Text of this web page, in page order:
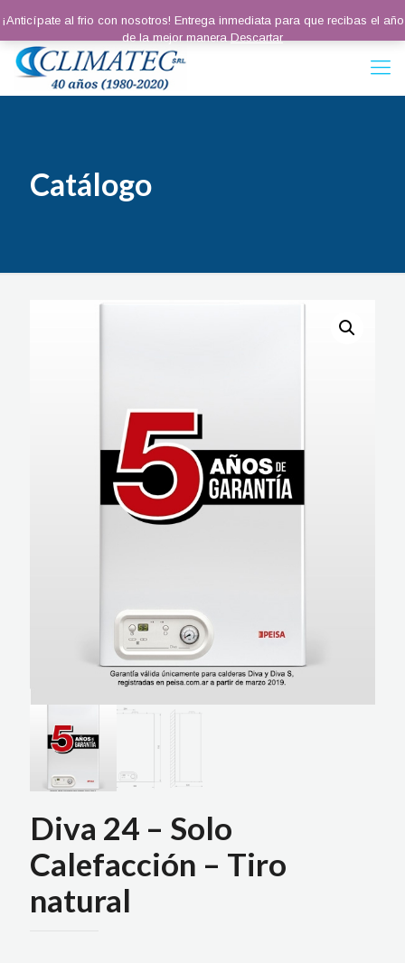
Catálogo
Diva 24 – Solo
Calefacción – Tiro
natural
¡Anticípate al frio con nosotros! Entrega inmediata para que recibas el año
de la mejor maneraDescartar